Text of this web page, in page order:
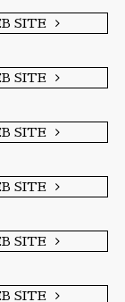
SITE
SITE
SITE
SITE
SITE
SITE